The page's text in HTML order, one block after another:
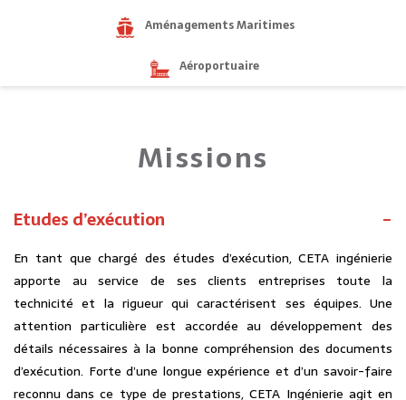
Aménagements Maritimes
Aéroportuaire
Missions
Etudes d’exécution
En tant que chargé des études d’exécution, CETA ingénierie
apporte au service de ses clients entreprises toute la
technicité et la rigueur qui caractérisent ses équipes. Une
attention particulière est accordée au développement des
détails nécessaires à la bonne compréhension des documents
d’exécution. Forte d’une longue expérience et d’un savoir-faire
reconnu dans ce type de prestations, CETA Ingénierie agit en